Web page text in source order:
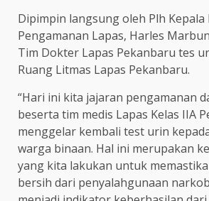
Dipimpin langsung oleh Plh Kepala
Pengamanan Lapas, Harles
Tim Dokter Lapas Pekanbaru tes
Ruang Litmas Lapas Pekanbaru.
“Hari ini kita jajaran pengamanan
beserta tim medis Lapas Kelas IIA
menggelar kembali test urin
warga binaan. Hal ini merupakan
yang kita lakukan untuk
bersih dari penyalahgunaan